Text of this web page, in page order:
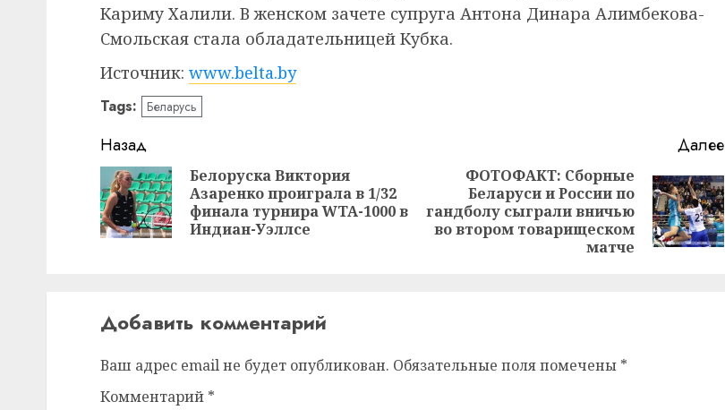
Кариму Халили. В женском зачете супруга Антона Динара Алимбекова-
Смольская стала обладательницей Кубка.
Источник: www.belta.by
Tags: Беларусь
Навигация
записи
Назад
Предыдущая
запись:
Белоруска Виктория
Азаренко проиграла в 1/32
финала турнира WTA-1000 в
Индиан-Уэллсе
Далее
Следующая
запись:
ФОТОФАКТ: Сборные
Беларуси и России по
гандболу сыграли вничью
во втором товарищеском
матче
Добавить комментарий
Ваш адрес email не будет опубликован. Обязательные поля помечены *
Комментарий *